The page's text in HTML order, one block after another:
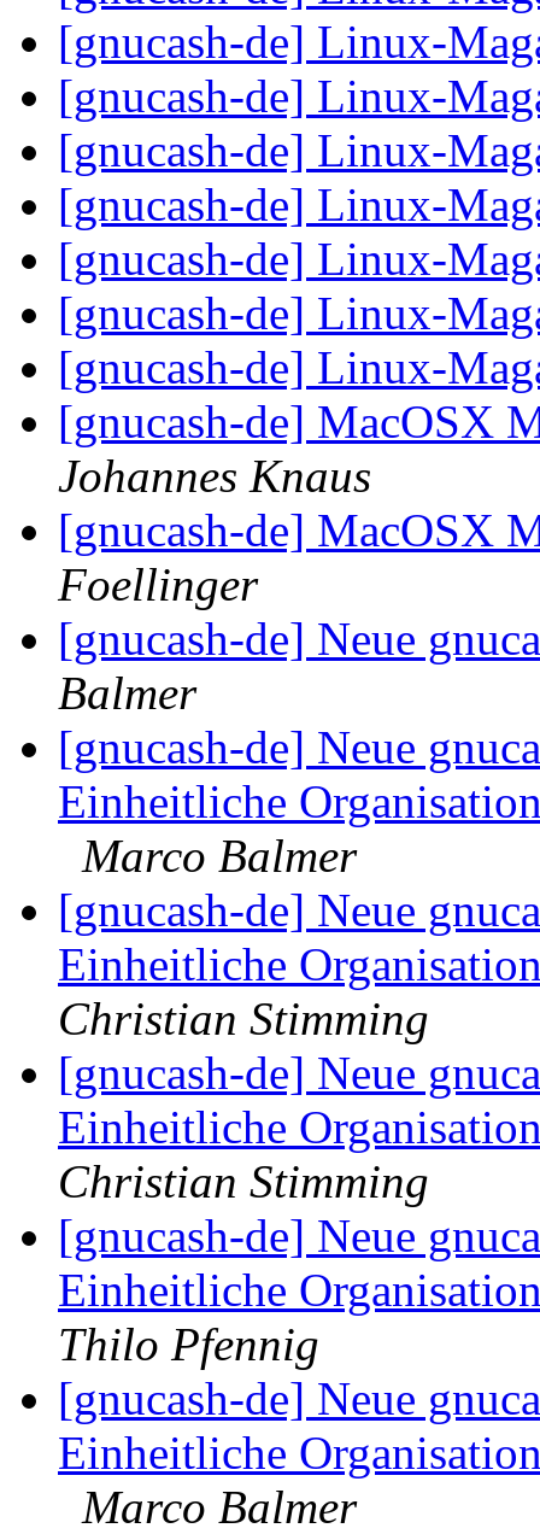
[gnucash-de] Linux-
[gnucash-de] Linux-
[gnucash-de] Linux-
[gnucash-de] Linux-
[gnucash-de] Linux-
[gnucash-de] Linux-
[gnucash-de] Linux-
[gnucash-de] MacOSX
Johannes Knaus
[gnucash-de] MacOSX
Foellinger
[gnucash-de] Neue
Balmer
[gnucash-de] Neue
Einheitliche
Marco Balmer
[gnucash-de] Neue
Einheitliche
Christian Stimming
[gnucash-de] Neue
Einheitliche
Christian Stimming
[gnucash-de] Neue
Einheitliche
Thilo Pfennig
[gnucash-de] Neue
Einheitliche
Marco Balmer